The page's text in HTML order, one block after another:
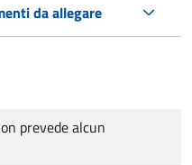
da allegare
prevede alcun